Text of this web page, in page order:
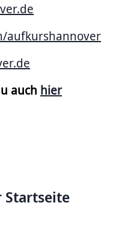
aufkurshannover
auch hier
Startseite